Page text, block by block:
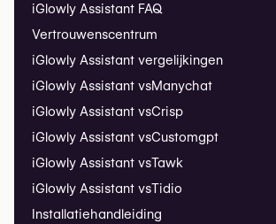
iGlowly Assistant FAQ
Vertrouwenscentrum
iGlowly Assistant vergelijkingen
iGlowly Assistant vsManychat
iGlowly Assistant vsCrisp
iGlowly Assistant vsCustomgpt
iGlowly Assistant vsTawk
iGlowly Assistant vsTidio
Installatiehandleiding